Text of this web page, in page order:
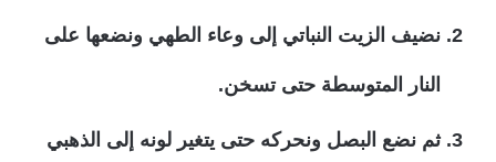
نضيف الزيت النباتي إلى وعاء الطهي ونضعها على
النار المتوسطة حتى تسخن.
ثم نضع البصل ونحركه حتى يتغير لونه إلى الذهبي